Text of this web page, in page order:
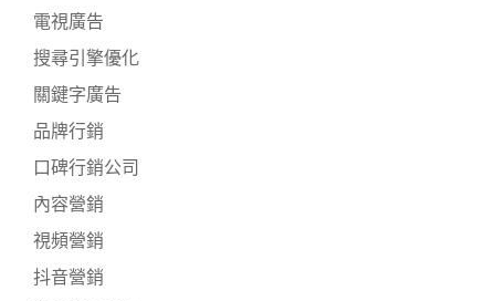
電視廣告
搜尋引擎優化
關鍵字廣告
品牌行銷
口碑行銷公司
內容營銷
視頻營銷
抖音營銷